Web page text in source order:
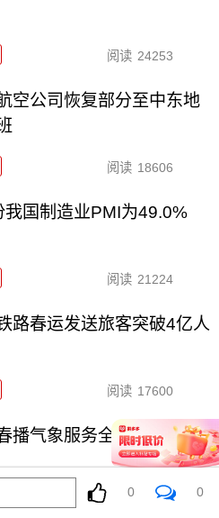
阅读 24253
空公司恢复部分至中东地
阅读 18606
我国制造业PMI为49.0%
阅读 21224
路春运发送旅客突破4亿人
阅读 17600
播气象服务全面启动
20261
0 0